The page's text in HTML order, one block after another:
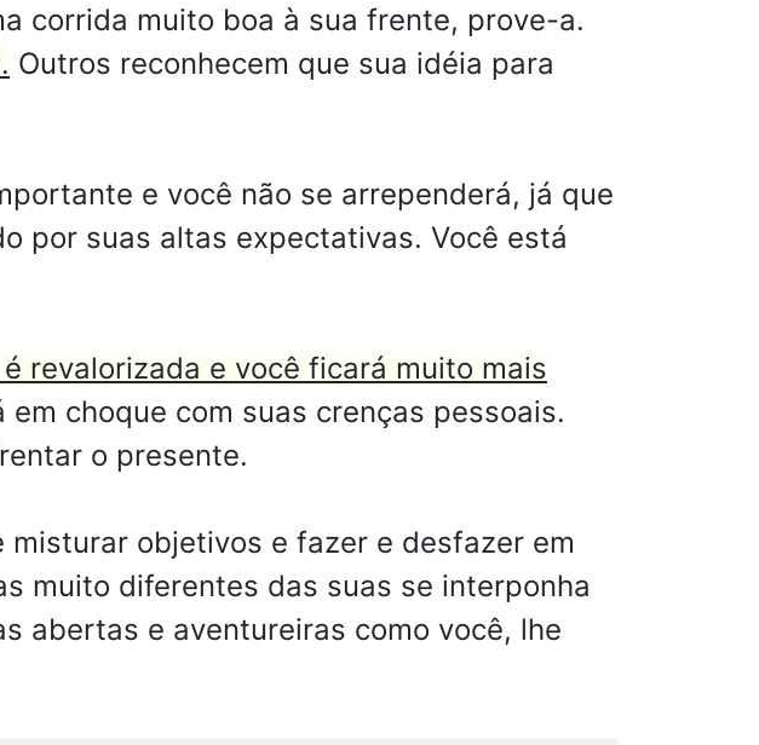
corrida muito boa à sua frente, prove-a.
Outros reconhecem que sua idéia para
e você não se arrependerá, já que
por suas altas expectativas. Você está
revalorizada e você ficará muito mais
choque com suas crenças pessoais.
o presente.
objetivos e fazer e desfazer em
muito diferentes das suas se interponha
abertas e aventureiras como você, lhe